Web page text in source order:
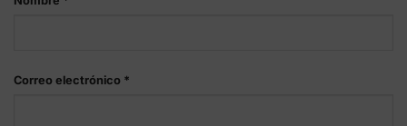
Correo electrónico *